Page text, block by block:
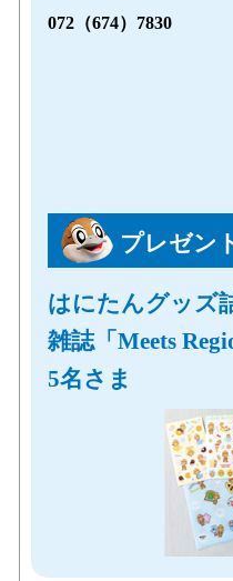
072（674）7830
プレゼン
はにたんグッズ
雑誌「Meets
5名さま